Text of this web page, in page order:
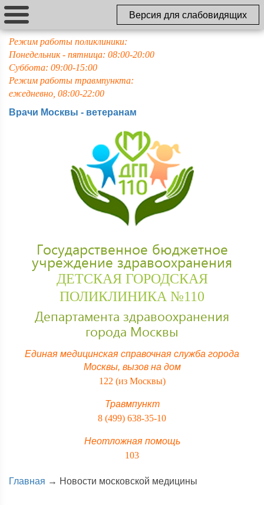
Версия для слабовидящих
Режим работы поликлиники:
Понедельник - пятница: 08:00-20:00
Суббота: 09:00-15:00
Режим работы травмпункта:
ежедневно, 08:00-22:00
Врачи Москвы - ветеранам
Государственное бюджетное
учреждение здравоохранения
ДЕТСКАЯ ГОРОДСКАЯ
ПОЛИКЛИНИКА №110
Департамента здравоохранения
города Москвы
Единая медицинская справочная служба города
Москвы, вызов на дом
122 (из Москвы)
Травмпункт
8 (499) 638-35-10
Неотложная помощь
103
Главная → Новости московской медицины